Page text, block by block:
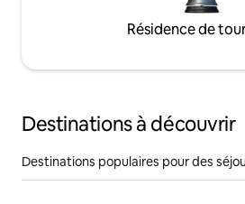
Résidence de
Destinations à découvrir
Destinations populaires pour des